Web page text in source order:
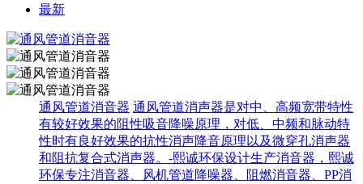
最新
通风管道消音器 通风管道消声器是对中、高频宽带特性
有较好效果的阻性吸音降噪原理，对低、中频和脉动特
性时有良好效果的抗性消声降音原理以及微穿孔消声器
和阻抗复合式消声器。-熙诚环保设计生产消音器，熙诚
环保专注消音器、风机管道降噪器、阻燃消音器、PP消